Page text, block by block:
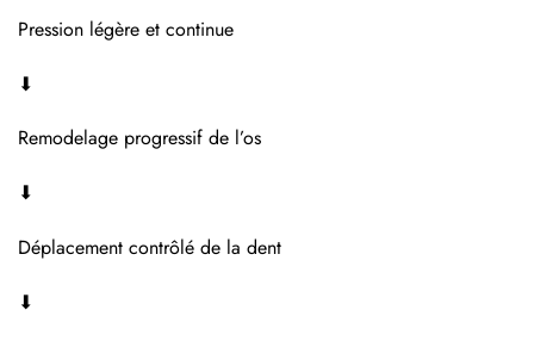
Pression légère et continue
⬇
Remodelage progressif de l’os
⬇
Déplacement contrôlé de la dent
⬇